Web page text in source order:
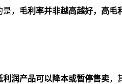
， 毛利率并非越高越好，高毛
润产品可以降本或暂停售卖，